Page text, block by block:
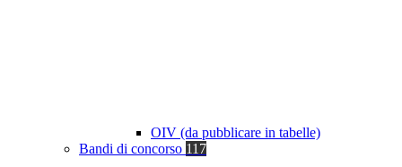
OIV (da pubblicare in tabelle)
Bandi di concorso 117